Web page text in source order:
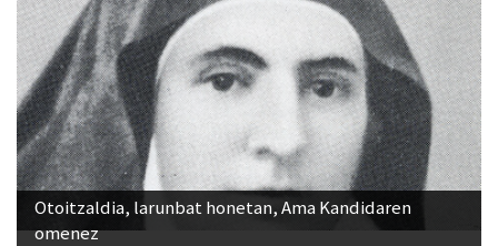
Otoitzaldia, larunbat honetan, Ama Kandidaren
omenez